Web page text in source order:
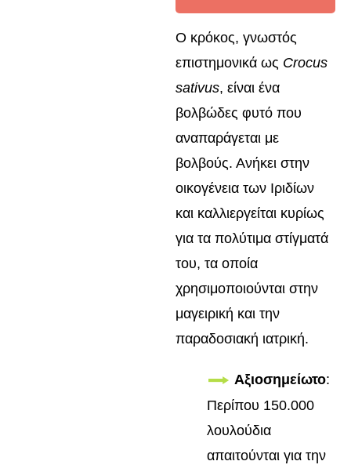
Ο κρόκος, γνωστός
επιστημονικά ως Crocus
sativus, είναι ένα
βολβώδες φυτό που
αναπαράγεται με
βολβούς. Ανήκει στην
οικογένεια των Ιριδίων
και καλλιεργείται κυρίως
για τα πολύτιμα στίγματά
του, τα οποία
χρησιμοποιούνται στην
μαγειρική και την
παραδοσιακή ιατρική.
Αξιοσημείωτο:
Περίπου 150.000
λουλούδια
απαιτούνται για την